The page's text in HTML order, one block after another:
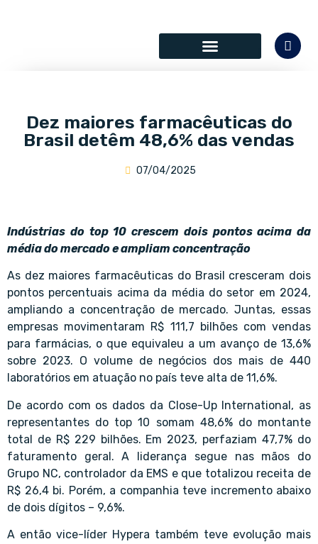
Dez maiores farmacêuticas do
Brasil detêm 48,6% das vendas
07/04/2025
Indústrias do top 10 crescem dois pontos acima da
média do mercado e ampliam concentração
As dez maiores farmacêuticas do Brasil cresceram dois
pontos percentuais acima da média do setor em 2024,
ampliando a concentração de mercado. Juntas, essas
empresas movimentaram R$ 111,7 bilhões com vendas
para farmácias, o que equivaleu a um avanço de 13,6%
sobre 2023. O volume de negócios dos mais de 440
laboratórios em atuação no país teve alta de 11,6%.
De acordo com os dados da Close-Up International, as
representantes do top 10 somam 48,6% do montante
total de R$ 229 bilhões. Em 2023, perfaziam 47,7% do
faturamento geral. A liderança segue nas mãos do
Grupo NC, controlador da EMS e que totalizou receita de
R$ 26,4 bi. Porém, a companhia teve incremento abaixo
de dois dígitos – 9,6%.
A então vice-líder Hypera também teve evolução mais